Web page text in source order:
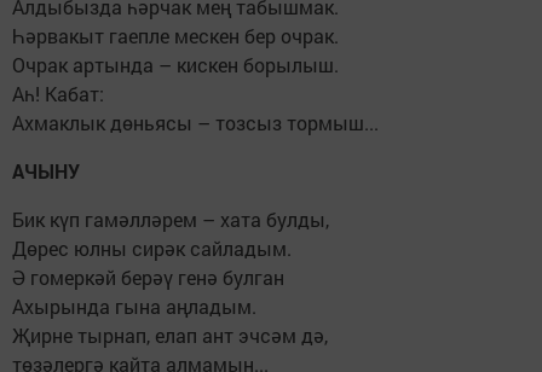
Алдыбызда һәрчак мең табышмак.
Һәрвакыт гаепле мескен бер очрак.
Очрак артында – кискен борылыш.
Аһ! Кабат:
Ахмаклык дөньясы – тозсыз тормыш...
АЧЫНУ
Бик күп гамәлләрем – хата булды,
Дөрес юлны сирәк сайладым.
Ә гомеркәй берәү генә булган
Ахырында гына аңладым.
Җирне тырнап, елап ант эчсәм дә,
төзәлергә кайта алмамын...